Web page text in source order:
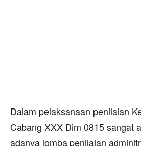
Dalam pelaksanaan penilaian
Cabang XXX Dim 0815 sangat
adanya lomba penilaian